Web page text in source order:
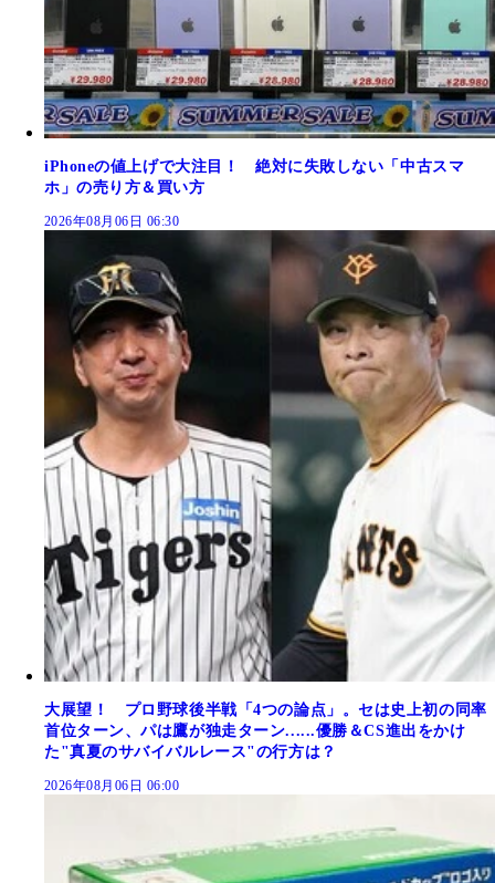
iPhoneの値上げで大注目！ 絶対に失敗しない「中古スマ
ホ」の売り方＆買い方
2026年08月06日 06:30
大展望！ プロ野球後半戦「4つの論点」。セは史上初の同率
首位ターン、パは鷹が独走ターン......優勝＆CS進出をかけ
た"真夏のサバイバルレース"の行方は？
2026年08月06日 06:00